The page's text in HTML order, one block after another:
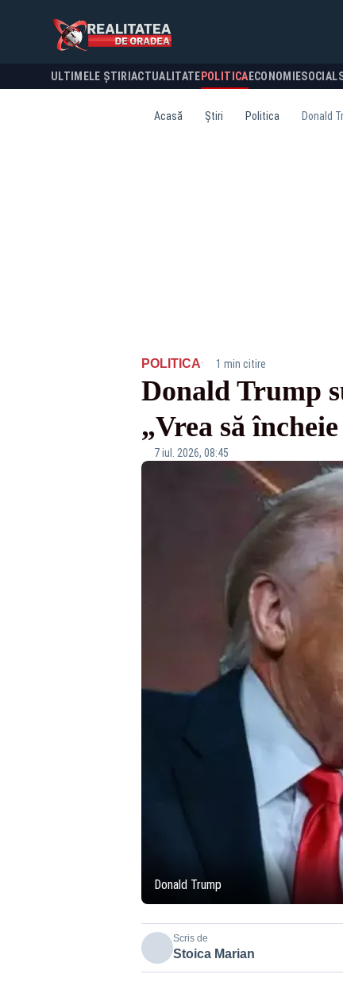
ULTIMELE ȘTIRI ACTUALITATE POLITICA ECONOMIESOCIAL
Acasă Știri Politica Donald
POLITICA· 1 min citire
Donald Trump
„Vrea să
7 iul. 2026, 08:45
Donald Trump
Scris de
Stoica Marian